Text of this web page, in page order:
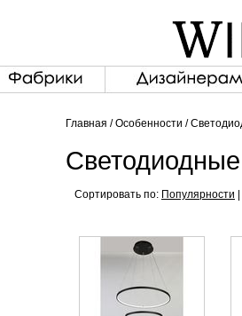
Главная /Особенности /
Сортировать по: Популярности